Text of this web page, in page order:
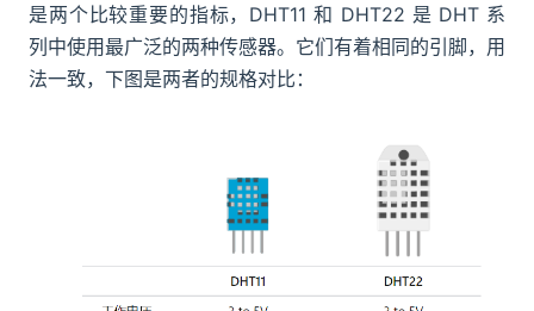
是两个比较重要的指标，DHT11 和 DHT22 是 DHT 系
列中使用最广泛的两种传感器。它们有着相同的引脚，用
法一致，下图是两者的规格对比：